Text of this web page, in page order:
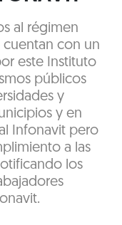
al régimen
con un
este Instituto
públicos
y
y en
Infonavit pero
a las
los